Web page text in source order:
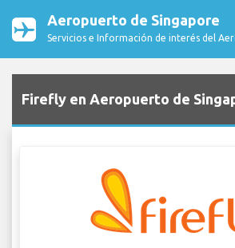
Aeropuerto de Singapore
Servicios e Información de interés del
Firefly en Aeropuerto de